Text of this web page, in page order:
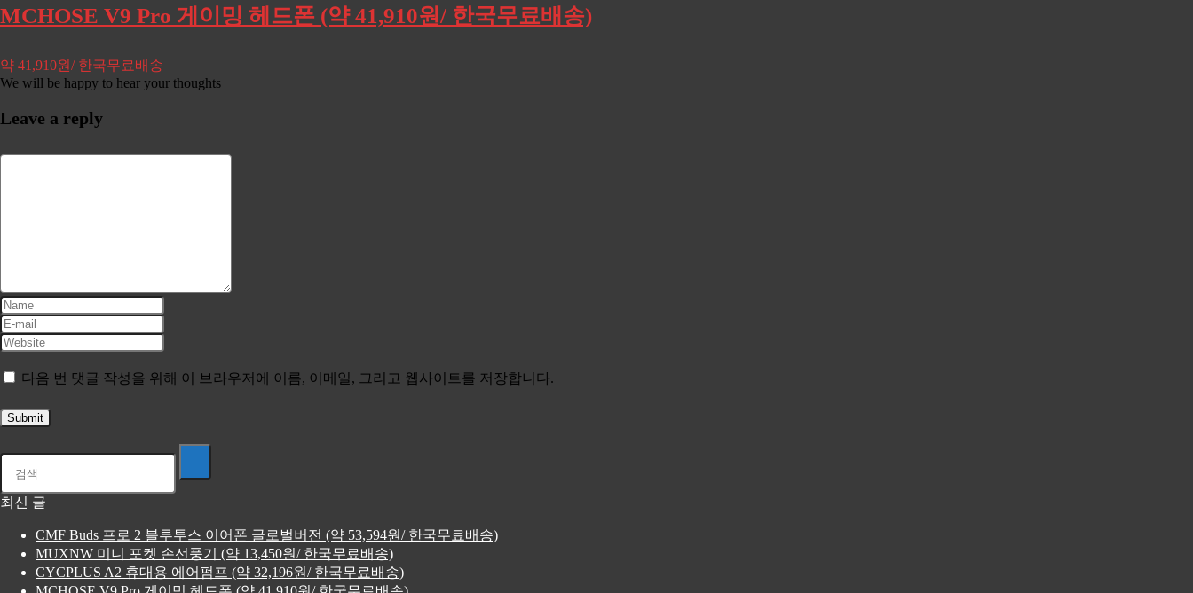
MCHOSE V9 Pro 게이밍 헤드폰 (약 41,910원/ 한국무료배송)
약 41,910원/ 한국무료배송
We will be happy to hear your thoughts
Leave a reply
다음 번 댓글 작성을 위해 이 브라우저에 이름, 이메일, 그리고 웹사이트를 저장합니다.
최신 글
CMF Buds 프로 2 블루투스 이어폰 글로벌버전 (약 53,594원/ 한국무료배송)
MUXNW 미니 포켓 손선풍기 (약 13,450원/ 한국무료배송)
CYCPLUS A2 휴대용 에어펌프 (약 32,196원/ 한국무료배송)